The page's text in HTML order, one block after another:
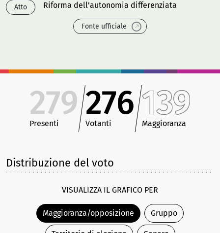
Atto Riforma dell'autonomia differenziata
Fonte ufficiale
279
Presenti
276
Votanti
139
Maggioranza
Distribuzione del voto
VISUALIZZA IL GRAFICO PER
Maggioranza/opposizione Gruppo